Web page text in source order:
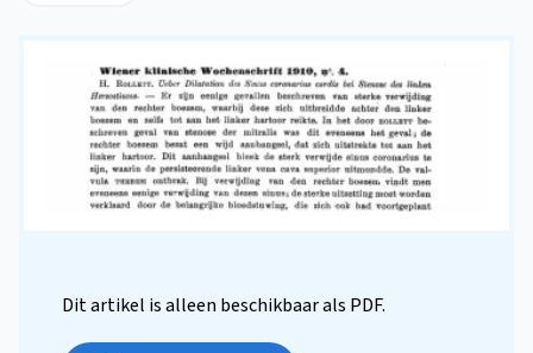
Dit artikel is alleen beschikbaar als PDF.